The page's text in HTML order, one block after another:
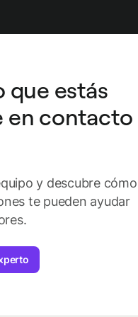
que estás
en contacto
y descubre cómo
te pueden ayudar